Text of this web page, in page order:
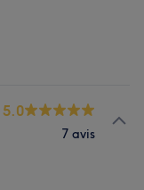
5.0
7 avis